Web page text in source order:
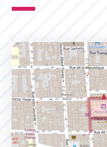
Contraintes de